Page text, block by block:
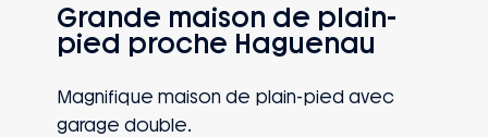
Grande maison de plain-
pied proche Haguenau
Magnifique maison de plain-pied avec
garage double.